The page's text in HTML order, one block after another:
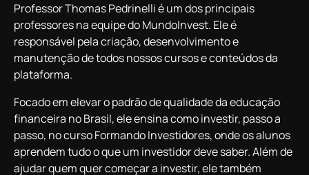
Professor Thomas Pedrinelli é um dos principais
professores na equipe do MundoInvest. Ele é
responsável pela criação, desenvolvimento e
manutenção de todos nossos cursos e conteúdos da
plataforma.
Focado em elevar o padrão de qualidade da educação
financeira no Brasil, ele ensina como investir, passo a
passo, no curso Formando Investidores, onde os alunos
aprendem tudo o que um investidor deve saber. Além de
ajudar quem quer começar a investir, ele também